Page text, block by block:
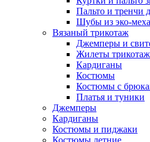
Пальто и тренчи
Шубы из эко-меха
Вязаный трикотаж
Джемперы и
Жилеты
Кардиганы
Костюмы
Костюмы с
Платья и туники
Джемперы
Кардиганы
Костюмы и пиджаки
Костюмы летние